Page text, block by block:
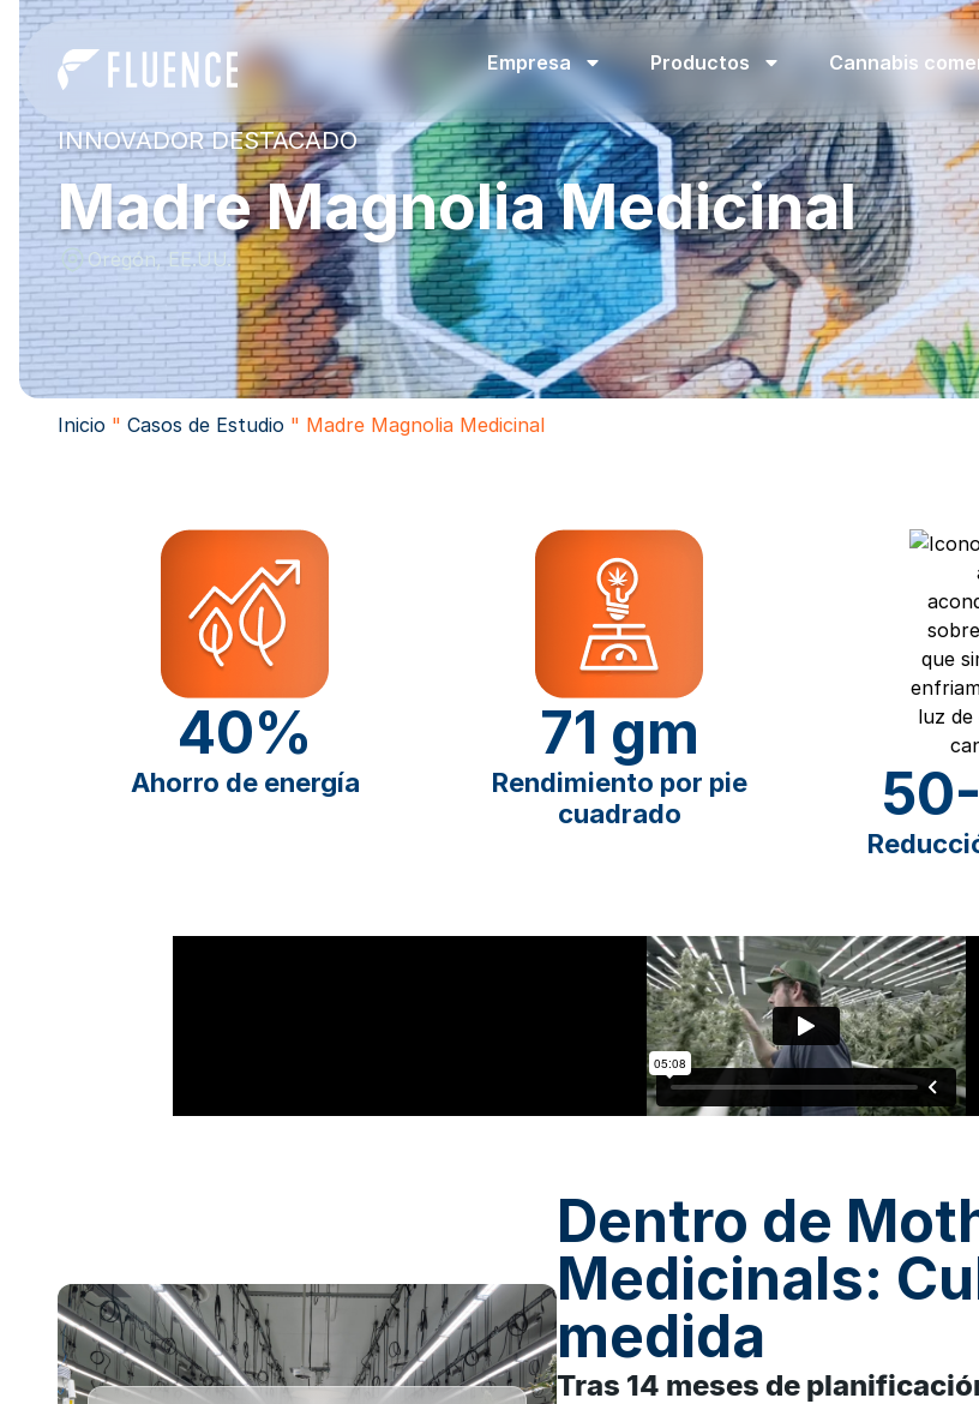
Empresa Productos Cannabis
INNOVADOR DESTACADO
Madre Magnolia Medicinal
Oregón, EE.UU.
Inicio " Casos de Estudio " Madre Magnolia Medicinal
40%
Ahorro de energía
71 gm
Rendimiento por pie
cuadrado
Dentro de
Medicinals:
medida
Tras 14 meses de